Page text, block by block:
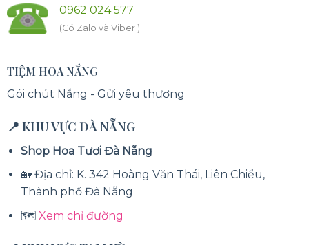
0962 024 577
(Có Zalo và Viber )
TIỆM HOA NẮNG
Gói chút Nắng - Gửi yêu thương
📍 KHU VỰC ĐÀ NẴNG
Shop Hoa Tươi Đà Nẵng
🏡 Địa chỉ: K. 342 Hoàng Văn Thái, Liên Chiểu,
Thành phố Đà Nẵng
🗺️Xem chỉ đường